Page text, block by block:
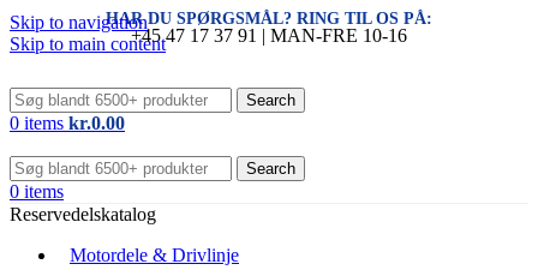
Skip to navigation
Skip to main content
HAR DU SPØRGSMÅL? RING TIL OS PÅ:
+45 47 17 37 91 | MAN-FRE 10-16
Search
0 items kr.0.00
Search
0 items
Reservedelskatalog
Motordele & Drivlinje